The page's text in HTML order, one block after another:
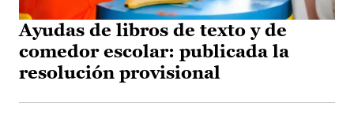
Ayudas de libros de texto y de
comedor escolar: publicada la
resolución provisional